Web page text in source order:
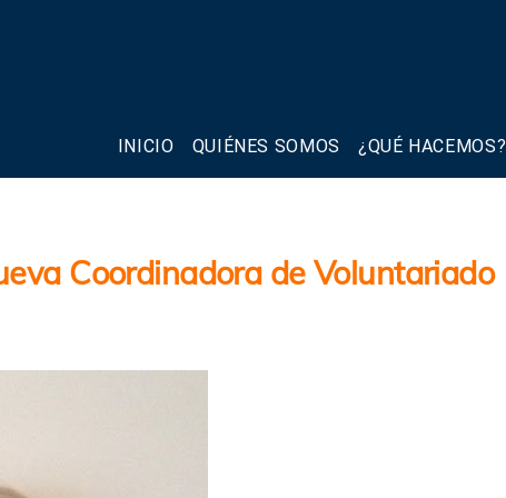
INICIO QUIÉNES SOMOS ¿QUÉ HACEMOS?
Coordinadora de Voluntariado